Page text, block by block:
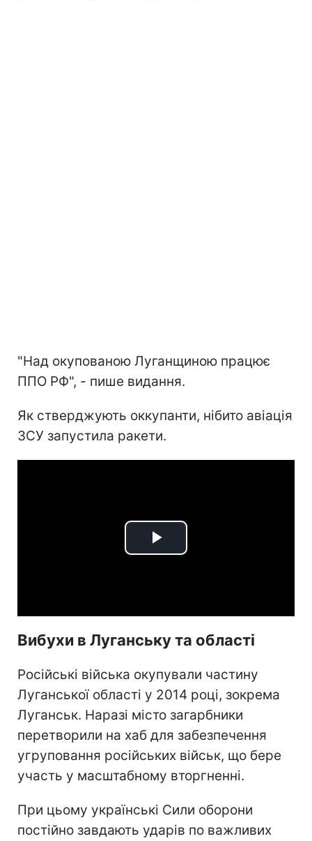
"Над окупованою Луганщиною працює
ППО РФ", - пише видання.
Як стверджують оккупанти, нібито авіація
ЗСУ запустила ракети.
Play
Вибухи в Луганську та області
Російські війська окупували частину
Луганської області у 2014 році, зокрема
Луганськ. Наразі місто загарбники
перетворили на хаб для забезпечення
угруповання російських військ, що бере
участь у масштабному вторгненні.
При цьому українські Сили оборони
постійно завдають ударів по важливих